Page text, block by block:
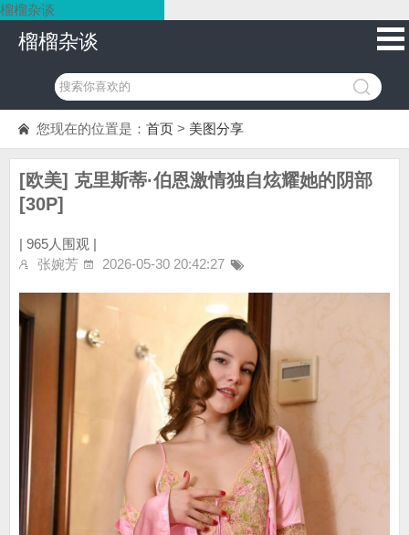
榴榴杂谈
榴榴杂谈
您现在的位置是： 首页 > 美图分享
[欧美] 克里斯蒂·伯恩激情独自炫耀她的阴部
[30P]
| 965人围观 |
张婉芳
2026-05-30 20:42:27